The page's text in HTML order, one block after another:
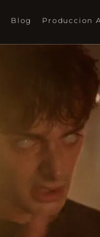
Blog Produccion